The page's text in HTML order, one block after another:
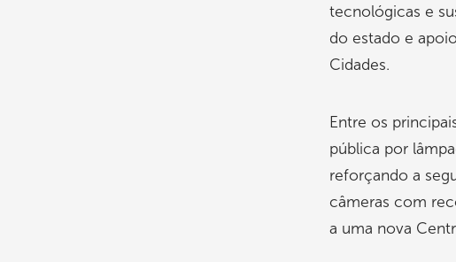
tecnológicas e
do estado e
Cidades.
Entre os
pública por
reforçando a
câmeras com
a uma nova